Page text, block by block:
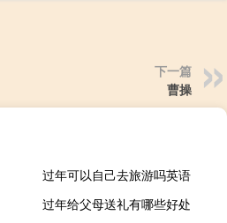
下一篇
曹操
过年可以自己去旅游吗英语
过年给父母送礼有哪些好处